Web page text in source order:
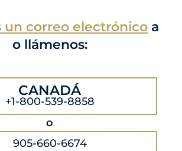
un correo electrónico a
o llámenos:
CANADÁ
+1-800-539-8858
o
905-660-6674